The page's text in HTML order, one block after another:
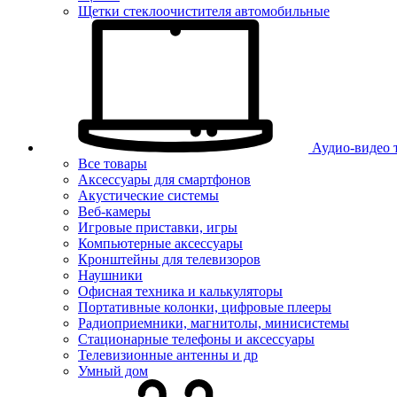
Щетки стеклоочистителя автомобильные
Аудио-видео
Все товары
Аксессуары для смартфонов
Акустические системы
Веб-камеры
Игровые приставки, игры
Компьютерные аксессуары
Кронштейны для телевизоров
Наушники
Офисная техника и калькуляторы
Портативные колонки, цифровые плееры
Радиоприемники, магнитолы, минисистемы
Стационарные телефоны и аксессуары
Телевизионные антенны и др
Умный дом